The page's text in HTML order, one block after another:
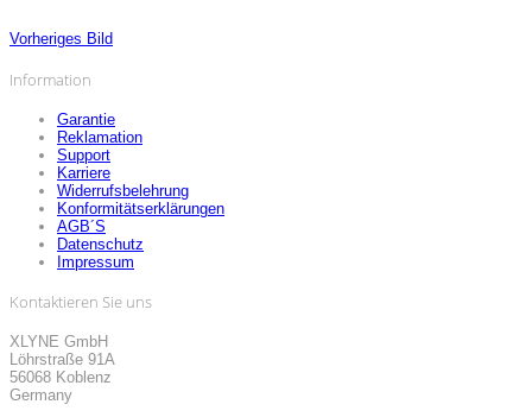
Vorheriges Bild
Information
Garantie
Reklamation
Support
Karriere
Widerrufsbelehrung
Konformitätserklärungen
AGB´S
Datenschutz
Impressum
Kontaktieren Sie uns
XLYNE GmbH
Löhrstraße 91A
56068 Koblenz
Germany